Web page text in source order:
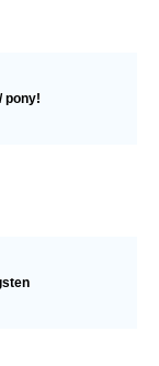
pony!